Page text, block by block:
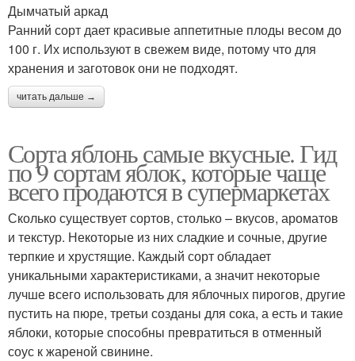
Дымчатый аркад
Ранний сорт дает красивые аппетитные плоды весом до
100 г. Их используют в свежем виде, потому что для
хранения и заготовок они не подходят.
читать дальше →
Сорта яблонь самые вкусные. Гид
по 9 сортам яблок, которые чаще
всего продаются в супермаркетах
Сколько существует сортов, столько – вкусов, ароматов
и текстур. Некоторые из них сладкие и сочные, другие
терпкие и хрустящие. Каждый сорт обладает
уникальными характеристиками, а значит некоторые
лучше всего использовать для яблочных пирогов, другие
пустить на пюре, третьи созданы для сока, а есть и такие
яблоки, которые способны превратиться в отменный
соус к жареной свинине.